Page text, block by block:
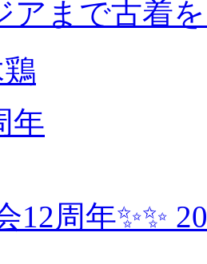
アまで古着
12周年✨✨